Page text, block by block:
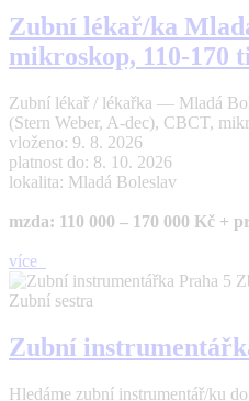
Zubní lékař/ka
mikroskop, 110-170
Zubní lékař / lékařka — Mladá
(Stern Weber, A-dec), CBCT,
vloženo: 9. 8. 2026
platnost do: 8. 10. 2026
lokalita: Mladá Boleslav
mzda: 110 000 – 170 000 Kč +
více
Zubní sestra
Zubní
Hledáme zubní instrumentář/ku